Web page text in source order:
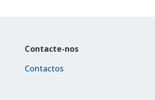
Contacte-nos
Contactos